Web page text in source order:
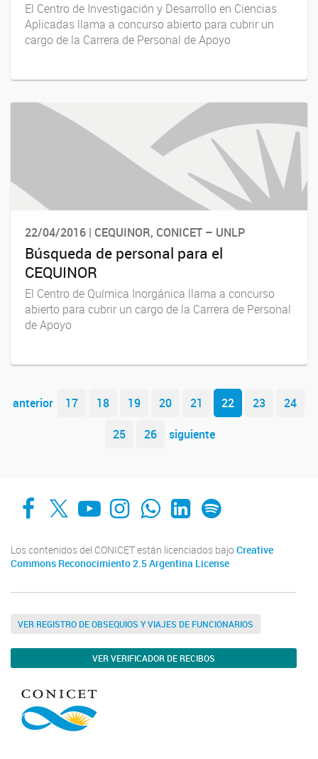
El Centro de Investigación y Desarrollo en Ciencias
Aplicadas llama a concurso abierto para cubrir un
cargo de la Carrera de Personal de Apoyo
22/04/2016 | CEQUINOR, CONICET – UNLP
Búsqueda de personal para el
CEQUINOR
El Centro de Química Inorgánica llama a concurso
abierto para cubrir un cargo de la Carrera de Personal
de Apoyo
Navegador de artículos
anterior 17 18 19 20 21 22 23
24
25
26 siguiente
Facebook
X YouTube
Instagram
Whats AppLinkedIn
Spotify
Los contenidos del CONICET están licenciados bajo Creative
Commons Reconocimiento 2.5 Argentina License
VER REGISTRO DE OBSEQUIOS Y VIAJES DE FUNCIONARIOS
VER VERIFICADOR DE RECIBOS